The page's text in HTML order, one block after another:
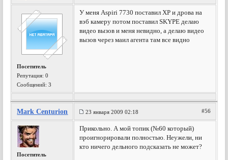
Посетитель
Репутация:0
Сообщений: 3
У меня Aspiri 7730 поставил XP и дрова на
вэб камеру потом поставил SKYPE делаю
видео вызов и меня невидно, а делаю видео
вызов через маил агента там все видно
Mark Centurion 23 января 2009 02:18 #56
Посетитель
Прикольно. А мой топик (№60 который)
проигнорировали полностью. Неужели, ни
кто ничего дельного подсказать не может?